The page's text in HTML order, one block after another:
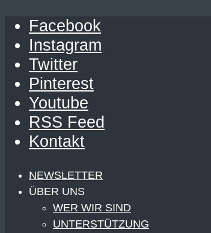
Facebook
Instagram
Twitter
Pinterest
Youtube
RSS Feed
Kontakt
NEWSLETTER
ÜBER UNS
WER WIR SIND
UNTERSTÜTZUNG